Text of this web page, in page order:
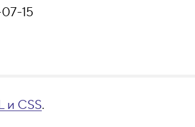
15
и CSS.